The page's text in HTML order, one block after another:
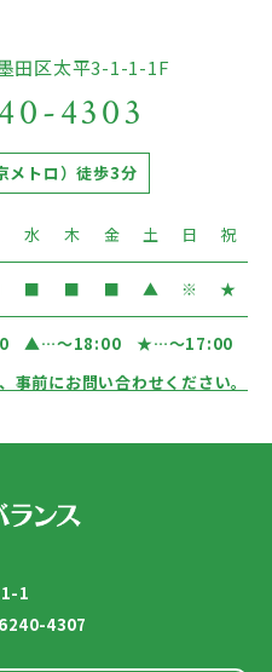
田区太平3-1-1-1F
4303
メトロ）徒歩3分
水 木 金 土 日 祝
■ ■ ■ ▲ ※ ★
▲…〜18:00 ★…〜17:00
前にお問い合わせください。
1
4307